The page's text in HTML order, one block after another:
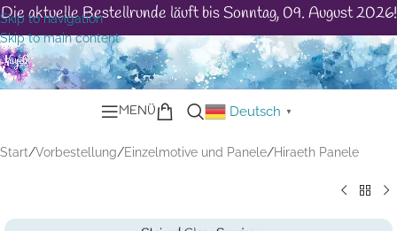
Skip to navigation
Skip to main content
Die aktuelle Bestellrunde läuft bis Sonntag, 09. August 2026!
MENÜ Deutsch ▼
Start/Vorbestellung/Einzelmotive und Panele/Hiraeth Panele